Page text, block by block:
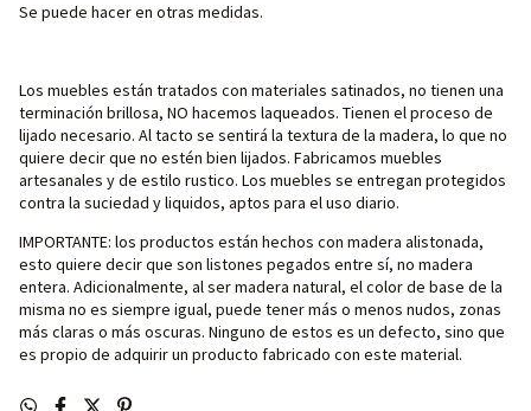
Se puede hacer en otras medidas.
Los muebles están tratados con materiales satinados, no tienen una
terminación brillosa, NO hacemos laqueados. Tienen el proceso de
lijado necesario. Al tacto se sentirá la textura de la madera, lo que no
quiere decir que no estén bien lijados. Fabricamos muebles
artesanales y de estilo rustico. Los muebles se entregan protegidos
contra la suciedad y liquidos, aptos para el uso diario.
IMPORTANTE: los productos están hechos con madera alistonada,
esto quiere decir que son listones pegados entre sí, no madera
entera. Adicionalmente, al ser madera natural, el color de base de la
misma no es siempre igual, puede tener más o menos nudos, zonas
más claras o más oscuras. Ninguno de estos es un defecto, sino que
es propio de adquirir un producto fabricado con este material.